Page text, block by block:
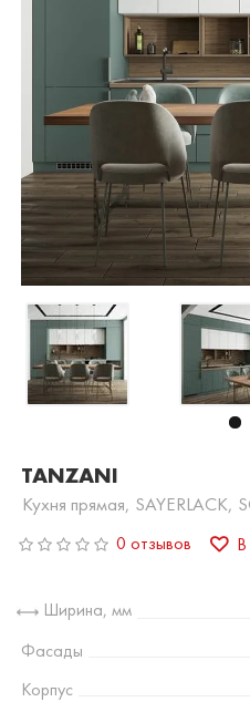
TANZANI
Кухня прямая, SAYERLACK,
0 отзывов
Ширина, мм
Фасады
Корпус